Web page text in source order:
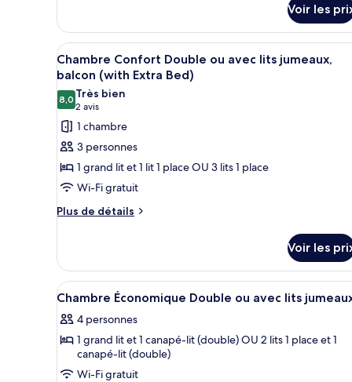
de
chambre
Chambre
Simple,
balcon
Voir les
Afficher
toutes
les
photos
pour
ce
type
de
chambre :
Chambre
ou
avec
lits
jumeaux,
balcon
(with
Extra
Une chambre d’hôtel avec
11
Chambre Confort Double ou avec lits jumeaux,
balcon (with Extra Bed)
8,08,0 sur 10
Très bien
2 avis
(2 avis)
1 chambre
3 personnes
1 grand lit et 1 lit 1 place OU 3 lits 1 place
Wi-Fi gratuit
Plus de détails
Plus
le
type
de
Chambre
Confort
Double
Voir les
Afficher
toutes
les
photos
pour
Une chambre d’hôtel avec
4
Chambre Économique Double ou avec lits
4 personnes
1 grand lit et 1 canapé-lit (double) OU 2 lits 1 place et 1
canapé-lit (double)
Wi-Fi gratuit